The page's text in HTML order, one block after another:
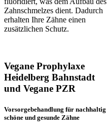
Zahnschmelzes dient. Dadurch
erhalten Ihre Zähne einen
zusätzlichen Schutz.
Vegane Prophylaxe
Heidelberg Bahnstadt
und Vegane PZR
Vorsorgebehandlung für nachhaltig
schöne und gesunde Zähne